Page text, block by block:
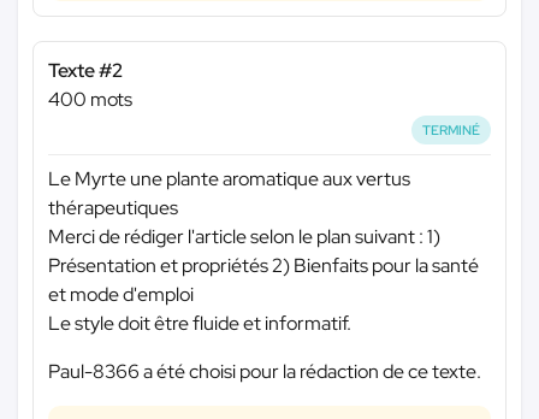
Texte #2
400 mots
TERMINÉ
Le Myrte une plante aromatique aux vertus
thérapeutiques
Merci de rédiger l'article selon le plan suivant : 1)
Présentation et propriétés 2) Bienfaits pour la santé
et mode d'emploi
Le style doit être fluide et informatif.
Paul-8366 a été choisi pour la rédaction de ce texte.